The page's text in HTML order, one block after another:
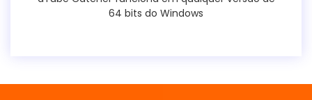
64 bits do Windows